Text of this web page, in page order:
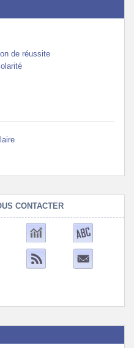
de réussite
CONTACTER